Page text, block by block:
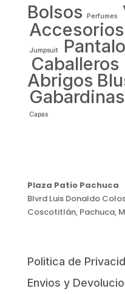
Bolsos Perfumes
Accesorios
Jumpsuit
Caballeros
Abrigos
Gabardinas
Capas
Plaza Patio Pachuca
Blvrd Luis Donaldo
Coscotitlán, Pachuca,
Politica de
Envios y